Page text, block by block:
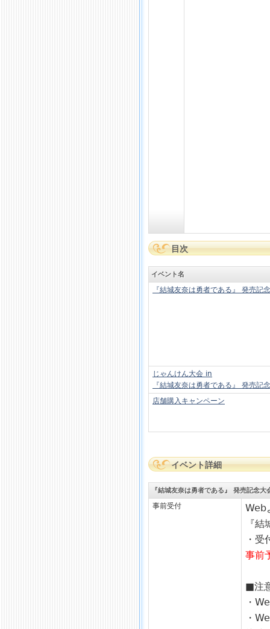
目次
イベント名
『結城友奈は勇者である』 発売記
じゃんけん大会 in
『結城友奈は勇者である』 発売記
店舗購入キャンペーン
イベント詳細
『結城友奈は勇者である』 発売記念大
事前受付
Web
『
・
事前
■注
・
・